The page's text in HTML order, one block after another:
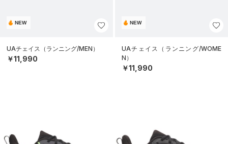
NEW
UAチェイス（ランニング/MEN）
￥11,990
NEW
UAチェイス（ランニング/WOME
N）
￥11,990